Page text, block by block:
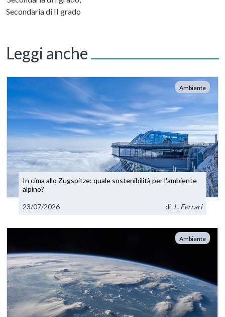
Secondaria di II grado
Leggi anche
Ambiente
In cima allo Zugspitze: quale sostenibilità per l'ambiente
alpino?
23/07/2026 di L. Ferrari
Ambiente